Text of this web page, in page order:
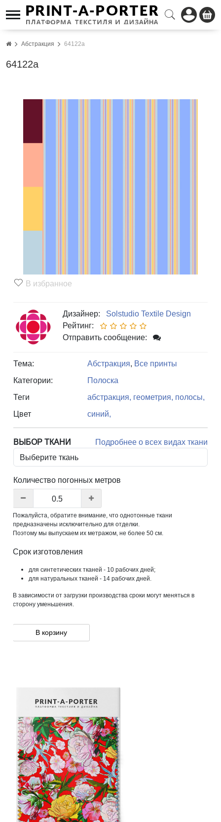
Абстракция 64122a
64122a
В избранное
Дизайнер:
Solstudio Textile Design
Рейтинг:
Отправить сообщение:
Тема: Абстракция, Все принты
Категории:
Полоска
Теги
абстракция, геометрия, полосы,
Цвет
синий,
ВЫБОР ТКАНИ Подробнее о всех видах ткани
Количество погонных метров
Пожалуйста, обратите внимание, что однотонные ткани
предназначены исключительно для отделки.
Поэтому мы выпускаем их метражом, не более 50 см.
Срок изготовления
для синтетических тканей - 10 рабочих дней;
для натуральных тканей - 14 рабочих дней.
В зависимости от загрузки производства сроки могут меняться в
сторону уменьшения.
В корзину